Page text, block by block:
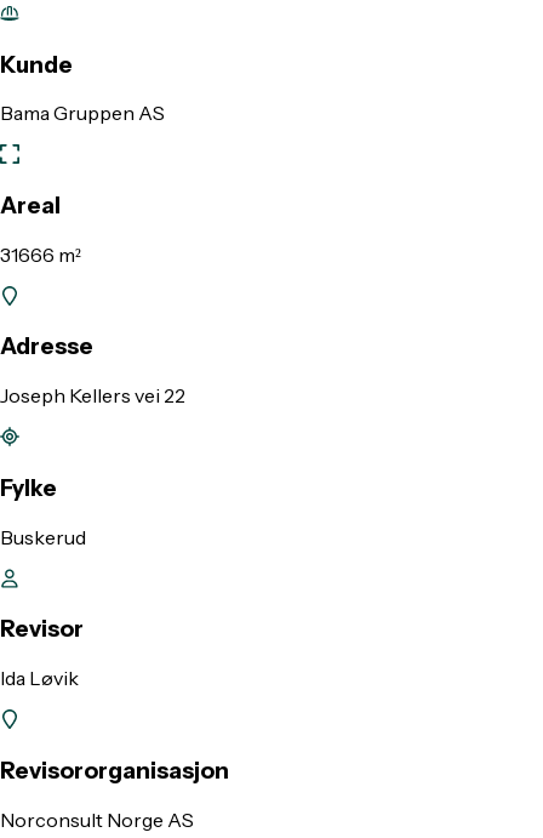
Kunde
Bama Gruppen AS
Areal
31666 m²
Adresse
Joseph Kellers vei 22
Fylke
Buskerud
Revisor
Ida Løvik
Revisororganisasjon
Norconsult Norge AS